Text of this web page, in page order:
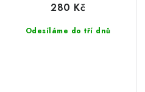
Odesíláme do tří dnů
280 Kč